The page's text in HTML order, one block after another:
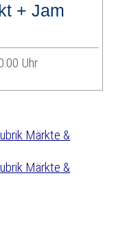
+ Jam
Uhr